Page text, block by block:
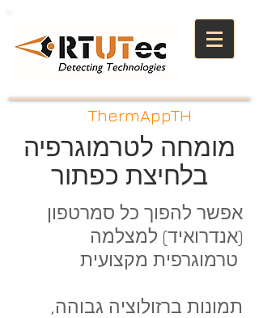
ThermAppTH
מומחה לטרמוגרפיה
בלחיצת כפתור
אפשר להפוך כל סמרטפון
(אנדרואיד) למצלמה
תמונות ברזולוציה גבוהה,